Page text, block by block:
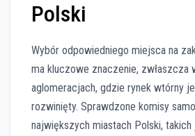
Polski
Wybór odpowiedniego miejsca na
ma kluczowe znaczenie, zwłaszcza
aglomeracjach, gdzie rynek wtórny
rozwinięty. Sprawdzone komisy
największych miastach Polski, takich